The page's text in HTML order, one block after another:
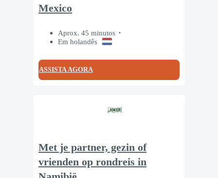
Mexico
Aprox. 45 minutos
Em holandês
ASSISTA AGORA
Met je partner, gezin of
vrienden op rondreis in